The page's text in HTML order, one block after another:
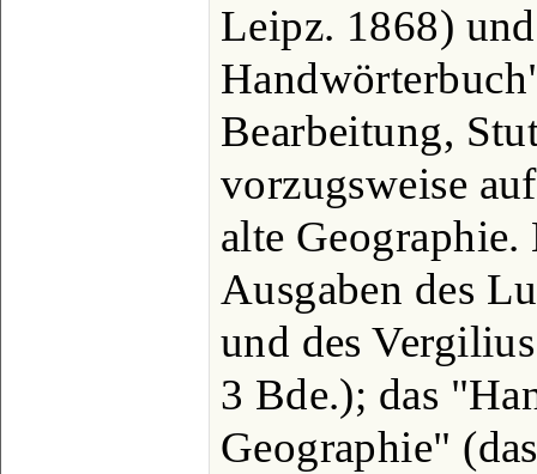
Leipz. 1868)
Bearbeitung,
vorzugsweise
alte
Ausgaben des
und des
3 Bde.); das
Geographie"